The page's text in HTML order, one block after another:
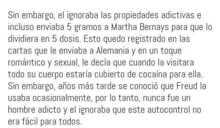
Sin embargo, el ignoraba las propiedades adictivas e
incluso enviaba 5 gramos a Martha Bernays para que lo
dividiera en 5 dosis. Esto quedo registrado en las
cartas que le enviaba a Alemania y en un toque
romántico y sexual, le decía que cuando la visitara
todo su cuerpo estaría cubierto de cocaína para ella.
Sin embargo, años más tarde se conoció que Freud la
usaba ocasionalmente, por lo tanto, nunca fue un
hombre adicto y el ignoraba que este autocontrol no
era fácil para todos.